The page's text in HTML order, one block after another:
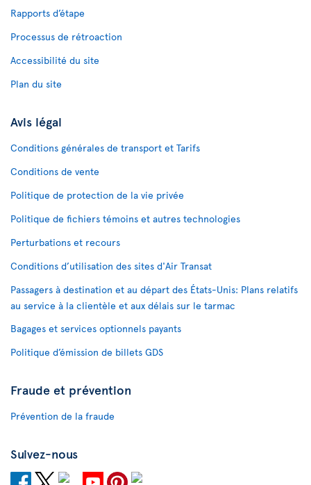
Rapports d’étape
Processus de rétroaction
Accessibilité du site
Plan du site
Avis légal
Conditions générales de transport et Tarifs
Conditions de vente
Politique de protection de la vie privée
Politique de fichiers témoins et autres technologies
Perturbations et recours
Conditions d’utilisation des sites d'Air Transat
Passagers à destination et au départ des États-Unis: Plans relatifs
au service à la clientèle et aux délais sur le tarmac
Bagages et services optionnels payants
Politique d’émission de billets GDS
Fraude et prévention
Prévention de la fraude
Suivez-nous